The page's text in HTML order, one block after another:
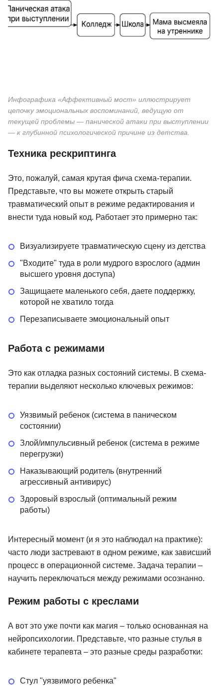
Инфографика «Аффективный мост» иллюстрирует
цепочку эмоциональных воспоминаний, ведущую от
текущей проблемы — панической атаки при выступлении
— к глубинной психологической причине из детства.
Техника рескриптинга
Это, пожалуй, самая крутая фича схема-терапии.
Представьте, что вы можете открыть старый
травматический опыт в режиме редактирования и
внести туда новый код. Работает это примерно так:
Визуализируете травматическую сцену из детства
"Входите" туда в роли мудрого взрослого (админ
высшего уровня доступа)
Защищаете маленького себя, даете поддержку,
которой не хватило тогда
Перезаписываете эмоциональный опыт
Работа с режимами
Это как отладка разных состояний системы. В схема-
терапии выделяют несколько ключевых режимов:
Уязвимый ребенок (система в паническом
состоянии)
Злой/импульсивный ребенок (система в режиме
перегрузки)
Наказывающий родитель (внутренний
агрессивный антивирус)
Здоровый взрослый (оптимальный режим
работы)
Интересный момент (и я это наблюдал на практике):
часто люди застревают в одном режиме, как зависший
процесс в операционной системе. Задача терапии –
научить переключаться между режимами осознанно.
Режим работы с креслами
А вот это уже почти как магия – только основанная на
нейропсихологии. Представьте, что разные стулья в
кабинете терапевта – это разные среды разработки:
Стул "уязвимого ребенка"